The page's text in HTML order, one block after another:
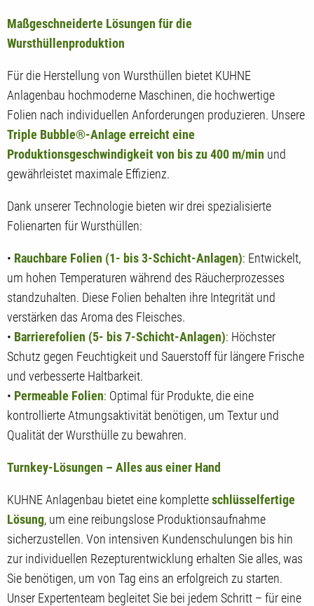
Maßgeschneiderte Lösungen für die
Wursthüllenproduktion
Für die Herstellung von Wursthüllen bietet KUHNE
Anlagenbau hochmoderne Maschinen, die hochwertige
Folien nach individuellen Anforderungen produzieren. Unsere
Triple Bubble®-Anlage erreicht eine
Produktionsgeschwindigkeit von bis zu 400 m/min und
gewährleistet maximale Effizienz.
Dank unserer Technologie bieten wir drei spezialisierte
Folienarten für Wursthüllen:
• Rauchbare Folien (1- bis 3-Schicht-Anlagen): Entwickelt,
um hohen Temperaturen während des Räucherprozesses
standzuhalten. Diese Folien behalten ihre Integrität und
verstärken das Aroma des Fleisches.
• Barrierefolien (5- bis 7-Schicht-Anlagen): Höchster
Schutz gegen Feuchtigkeit und Sauerstoff für längere Frische
und verbesserte Haltbarkeit.
• Permeable Folien: Optimal für Produkte, die eine
kontrollierte Atmungsaktivität benötigen, um Textur und
Qualität der Wursthülle zu bewahren.
Turnkey-Lösungen – Alles aus einer Hand
KUHNE Anlagenbau bietet eine kompletteschlüsselfertige
Lösung, um eine reibungslose Produktionsaufnahme
sicherzustellen. Von intensiven Kundenschulungen bis hin
zur individuellen Rezepturentwicklung erhalten Sie alles, was
Sie benötigen, um von Tag eins an erfolgreich zu starten.
Unser Expertenteam begleitet Sie bei jedem Schritt – für eine